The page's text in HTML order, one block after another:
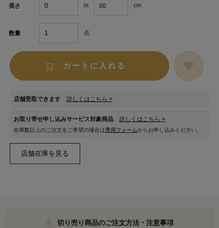
長さ m cm
数量 点
カートに入れる
店舗受取できます 詳しくはこちら >
お取り寄せ申し込みサービス対象商品 詳しくはこちら >
在庫数以上のご注文をご希望の場合は専用フォームからお申し込みください。
切り売り商品のご注文方法・注意事項